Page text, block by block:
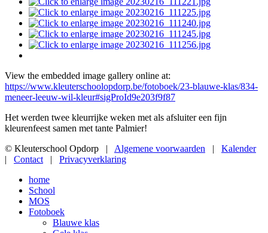
View the embedded image gallery online at:
https://www.kleuterschoolopdorp.be/fotoboek/23-blauwe-klas/834-
meneer-leeuw-wil-kleur#sigProId9e203f9f87
Het werden twee kleurrijke weken met als afsluiter een fijn
kleurenfeest samen met tante Palmier!
© Kleuterschool Opdorp | Algemene voorwaarden | Kalender
| Contact | Privacyverklaring
home
School
MOS
Fotoboek
Blauwe klas